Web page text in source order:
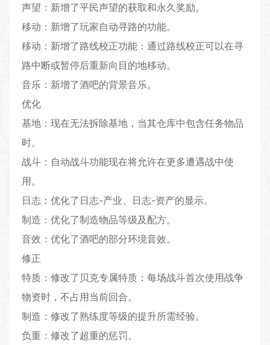
声望：新增了平民声望的获取和永久奖励。
移动：新增了玩家自动寻路的功能。
移动：新增了路线校正功能：通过路线校正可以在寻
路中断或暂停后重新向目的地移动。
音乐：新增了酒吧的背景音乐。
优化
基地：现在无法拆除基地，当其仓库中包含任务物品
时。
战斗：自动战斗功能现在将允许在更多遭遇战中使
用。
日志：优化了日志-产业、日志-资产的显示。
制造：优化了制造物品等级及配方。
音效：优化了酒吧的部分环境音效。
修正
特质：修改了贝克专属特质：每场战斗首次使用战争
物资时，不占用当前回合。
制造：修改了熟练度等级的提升所需经验。
负重：修改了超重的惩罚。